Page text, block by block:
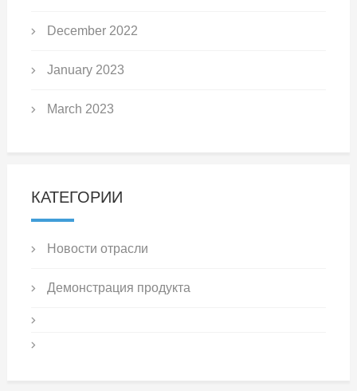
December 2022
January 2023
March 2023
КАТЕГОРИИ
Новости отрасли
Демонстрация продукта